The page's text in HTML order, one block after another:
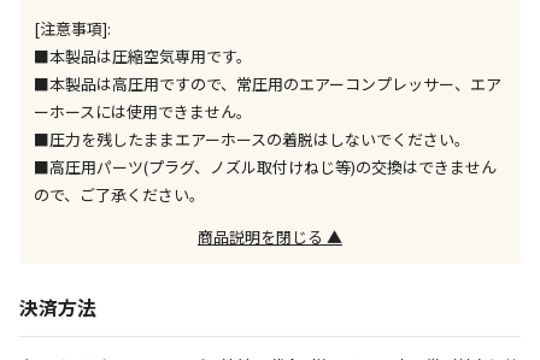
午前9時までのご注文確定した商品については、当日に
出荷いたします。
ただし、メーカーの営業日に基づき出荷手続きを行う
ため、通常よりお時間をいただく場合がございます。
また、日曜・祝日や年末年始などの長期休業期間中
は、休業明けからの出荷対応となります。
設置工事代金も含まれた商品です
[注意事項]:
■本製品は圧縮空気専用です。
■本製品は高圧用ですので、常圧用のエアーコンプレッサー、エア
ーホースには使用できません。
■圧力を残したままエアーホースの着脱はしないでください。
■高圧用パーツ(プラグ、ノズル取付けねじ等)の交換はできません
ので、ご了承ください。
商品説明を閉じる ▲
決済方法